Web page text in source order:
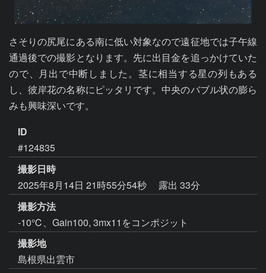
さそりの尻尾にある南に低い対象なので遠征地では子午線
通過後での撮影となります。先に出目金を追っかけていた
ので、月出で中断しました。茎に相当する星の列もある
し、彼岸花の名称にピッタリです。中央のバブル状の膨ら
みも興味深いです。
ID
#124835
撮影日時
2025年8月14日 21時55分54秒
露出 33分
撮影方法
-10℃、Gain100, 3mx11をコンポジット
撮影地
島根県出雲市